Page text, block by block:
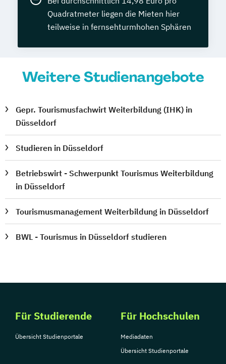
Quadratmeter liegen die Mieten hier
teilweise in fernsehturmhohen Sphären
Weitere Studienangebote
Gepr. Tourismusfachwirt Weiterbildung (IHK) in
Düsseldorf
Studieren in Düsseldorf
Betriebswirt - Schwerpunkt Tourismus Weiterbildung
in Düsseldorf
Tourismusmanagement Weiterbildung in Düsseldorf
BWL - Tourismus in Düsseldorf studieren
Für Studierende
Übersicht Studienportale
Für Hochschulen
Mediadaten
Übersicht Studienportale